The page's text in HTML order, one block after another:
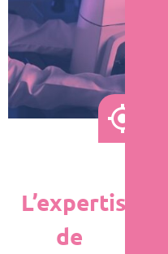
L’expertise
de